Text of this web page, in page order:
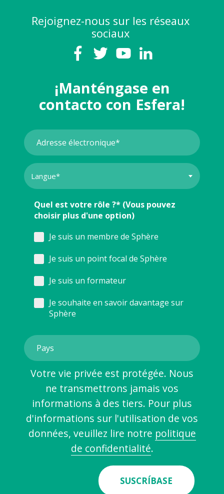
Rejoignez-nous sur les réseaux
sociaux
¡Manténgase en
contacto con Esfera!
Quel est votre rôle ?* (Vous pouvez
choisir plus d'une option)
Je suis un membre de Sphère
Je suis un point focal de Sphère
Je suis un formateur
Je souhaite en savoir davantage sur
Sphère
Votre vie privée est protégée. Nous
ne transmettrons jamais vos
informations à des tiers. Pour plus
d'informations sur l'utilisation de vos
données, veuillez lire notre politique
de confidentialité.
SUSCRÍBASE